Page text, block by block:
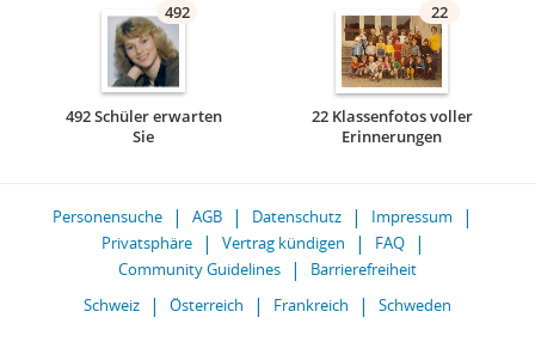
492
492 Schüler erwarten
Sie
22
22 Klassenfotos voller
Erinnerungen
Personensuche AGB Datenschutz
Impressum
Privatsphäre
Vertrag kündigen
FAQ
Community Guidelines
Barrierefreiheit
Schweiz
Österreich Frankreich Schweden